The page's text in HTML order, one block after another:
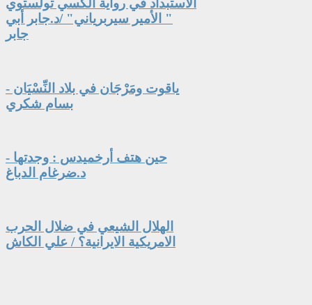
الاستبداد في رواية ألكسي تولستوي
" الأمير سيربرياني" /د.جابر أبي
جابر
ياقوت ومَرْجَان في بلاد النِّسْيَان -
بسام شكري
حين هتف أرخميدس : وجدتها -
د.ضرغام الدباغ
الهلال الشيعي في ضلال الحرب
الامريكية الايرانية؟ / علي الكاش